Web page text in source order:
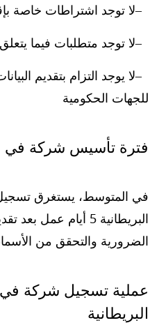
لا توجد اشتراطات خاصة
لا توجد متطلبات فيما
لا يوجد التزام بتقديم
للجهات الحكومية
فترة تأسيس شركة في
في المتوسط، يستغرق
البريطانية 5 أيام
الضرورية والتحقق من
عملية تسجيل شركة في
البريطانية